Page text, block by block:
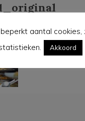
aantal cookies,
Akkoord